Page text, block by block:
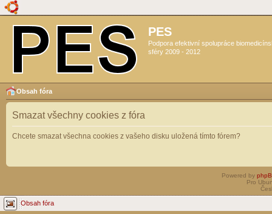
PES
Podpora efektivní spolupráce
sféry 2009 - 2012
Obsah fóra
Smazat všechny cookies z fóra
Chcete smazat všechna cookies z vašeho disku uložená tímto fórem?
Powered by
Pro
Obsah fóra